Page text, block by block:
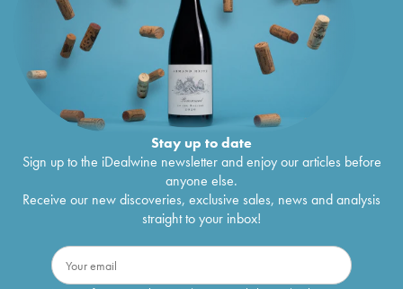
Frédéric Pourtalié
Coteaux du Languedoc Domaine de
Montcalmès Frédéric Pourtalié
€44
Terrasses du Larzac Domaine de Montcalmès
Frédéric Pourtalié2018
Languedoc Domaine de Montcalmès Frédéric
Pourtalié2018
Coteaux du Languedoc - Le Geai Domaine de
Montcalmès Frédéric Pourtalié 2018
Vin de France Domaine de Montcalmès
Grenache Frédéric Pourtalié2018
Coteaux du Languedoc Domaine de
Montcalmès Frédéric Pourtalié2018
Coteaux du Languedoc Domaine de
Montcalmès Frédéric Pourtalié2018
Stay up to date
Sign up to the iDealwine newsletter and enjoy our articles before
anyone else.
Receive our new discoveries, exclusive sales, news and analysis
straight to your inbox!